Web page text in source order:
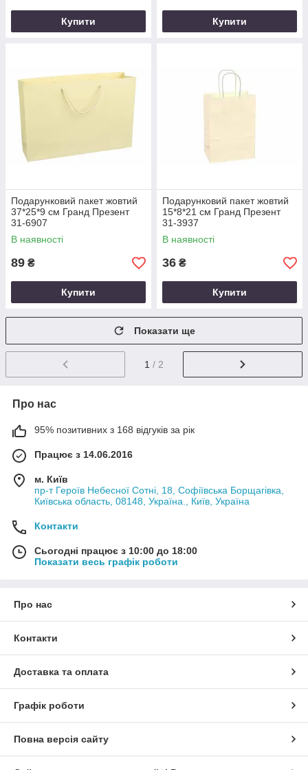
Купити Купити
Подарунковий пакет жовтий
37*25*9 см Гранд Презент
31-6907
В наявності
89 ₴
Купити
Подарунковий пакет жовтий
15*8*21 см Гранд Презент
31-3937
В наявності
36 ₴
Купити
Показати ще
1 / 2
Про нас
95% позитивних з 168 відгуків за рік
Працює з 14.06.2016
м. Київ
пр-т Героїв Небесної Сотні, 18, Софіївська Борщагівка,
Київська область, 08148, Україна., Київ, Україна
Контакти
Сьогодні працює з 10:00 до 18:00
Показати весь графік роботи
Про нас
Контакти
Доставка та оплата
Графік роботи
Повна версія сайту